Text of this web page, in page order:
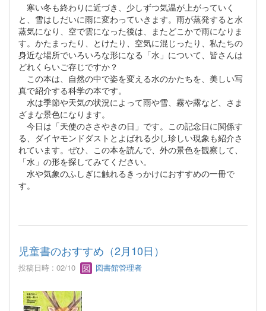
寒い冬も終わりに近づき、少しずつ気温が上がっていく
と、雪はしだいに雨に変わっていきます。雨が蒸発すると水
蒸気になり、空で雲になった後は、またどこかで雨になりま
す。かたまったり、とけたり、空気に混じったり、私たちの
身近な場所でいろいろな形になる「水」について、皆さんは
どれくらいご存じですか？
この本は、自然の中で姿を変える水のかたちを、美しい写
真で紹介する科学の本です。
水は季節や天気の状況によって雨や雪、霧や露など、さま
ざまな景色になります。
今日は「天使のささやきの日」です。この記念日に関係す
る、ダイヤモンドダストとよばれる少し珍しい現象も紹介さ
れています。ぜひ、この本を読んで、外の景色を観察して、
「水」の形を探してみてください。
水や気象のふしぎに触れるきっかけにおすすめの一冊で
す。
児童書のおすすめ（2月10日）
投稿日時 : 02/10 図書館管理者